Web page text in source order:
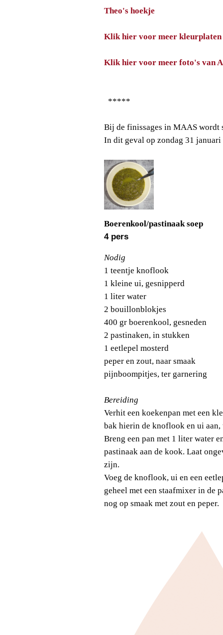
Theo's hoekje
Klik hier voor meer kleurplaten
Klik hier voor meer foto's van
*****
Bij de finissages in MAAS wordt
In dit geval op zondag 31 januari
Boerenkool/pastinaak soep
4 pers
Nodig
1 teentje knoflook
1 kleine ui, gesnipperd
1 liter water
2 bouillonblokjes
400 gr boerenkool, gesneden
2 pastinaken, in stukken
1 eetlepel mosterd
peper en zout, naar smaak
pijnboompitjes, ter garnering
Bereiding
Verhit een koekenpan met een
bak hierin de knoflook en ui
Breng een pan met 1 liter water
pastinaak aan de kook. Laat
zijn.
Voeg de knoflook, ui en een
geheel met een staafmixer in de
nog op smaak met zout en peper.